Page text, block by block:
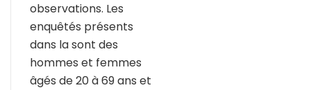
observations. Les
enquêtés présents
dans la sont des
hommes et femmes
âgés de 20 à 69 ans et